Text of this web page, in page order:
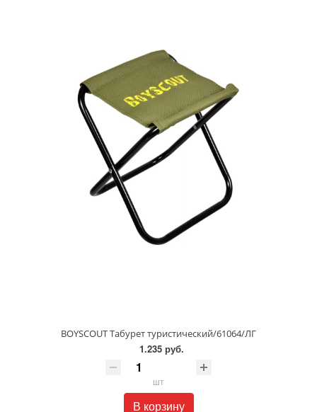
BOYSCOUT Табурет туристический/61064/ЛГ
1.235 руб.
шт
В корзину